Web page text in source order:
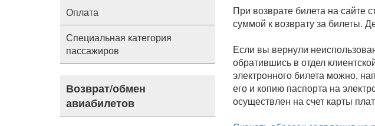
Оплата
Специальная категория
пассажиров
Возврат/обмен
авиабилетов
При возврате билета на сайте
суммой к возврату за билеты.
Если вы вернули
обратившись в отдел
электронного билета можно,
его и копию паспорта на
осуществлен на счет карты